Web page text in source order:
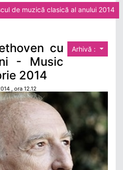
de muzică clasică al anului 2014
Arhivă :
cu
- Music
2014
, ora 12.12